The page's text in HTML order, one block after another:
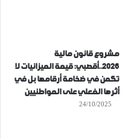
مشروع قانون مالية
2026..أقصبي: قيمة الميزانيات لا
تكمن في ضخامة أرقامها بل في
أثرها الفعلي على المواطنيين
24/10/2025